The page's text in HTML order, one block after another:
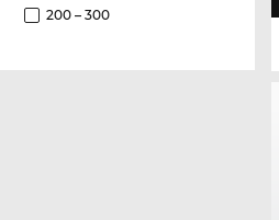
200 – 300